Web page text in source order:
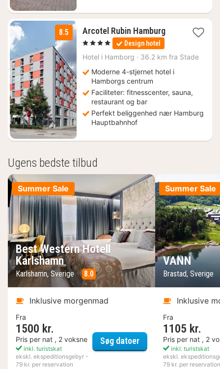
8.5 Arcotel Rubin Hamburg1
782
, 4 Stjerner Design hotel
Hotel i Hamborg · 36.2 km fra Stade
Moderne 4-stjernet hotel i
Hamborgs centrum
Faciliteter: fitnesscenter, sauna,
restaurant og bar
Perfekt beliggenhed nær Hamburg
Hauptbahnhof
Ugens bedste tilbud
Summer Sale
Best Western Hotell
Karlshamn
Karlshamn, Sverige 8.0
Inklusive morgenmad
Fra
1500 kr.
Pris per nat , 2 voksne
inkl. turistskat
ekskl. ekspeditionsgebyr -
79 kr. per reservation
Søg datoerBest Western Hotell
Summer Sale
VANN
Brastad, Sverige
Inklusive
Fra
1105 kr.
Pris per nat , 2
inkl. turistskat
ekskl.
79 kr. per reservation